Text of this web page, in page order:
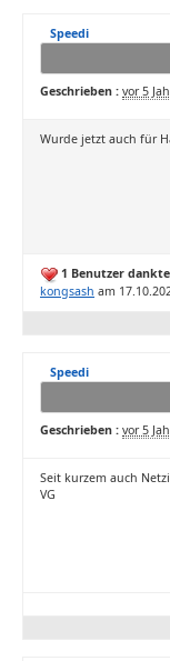
Speedi
Geschrieben : vor 5
Wurde jetzt auch für
1 Benutzer
kongsash am
Speedi
Geschrieben : vor 5
Seit kurzem auch
VG